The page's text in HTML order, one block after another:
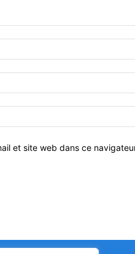
et site web dans ce